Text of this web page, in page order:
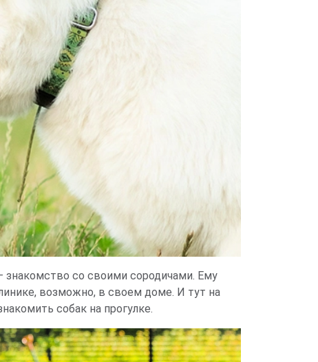
со своими сородичами. Ему
возможно, в своем доме. И тут на
собак на прогулке.